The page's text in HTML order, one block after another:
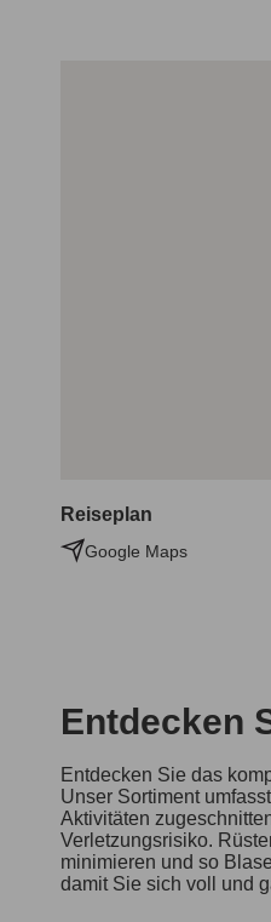
Reiseplan
Google Maps
Entdecken
Entdecken Sie das
Unser Sortiment
Aktivitäten
Verletzungsrisiko.
minimieren und so
damit Sie sich voll und